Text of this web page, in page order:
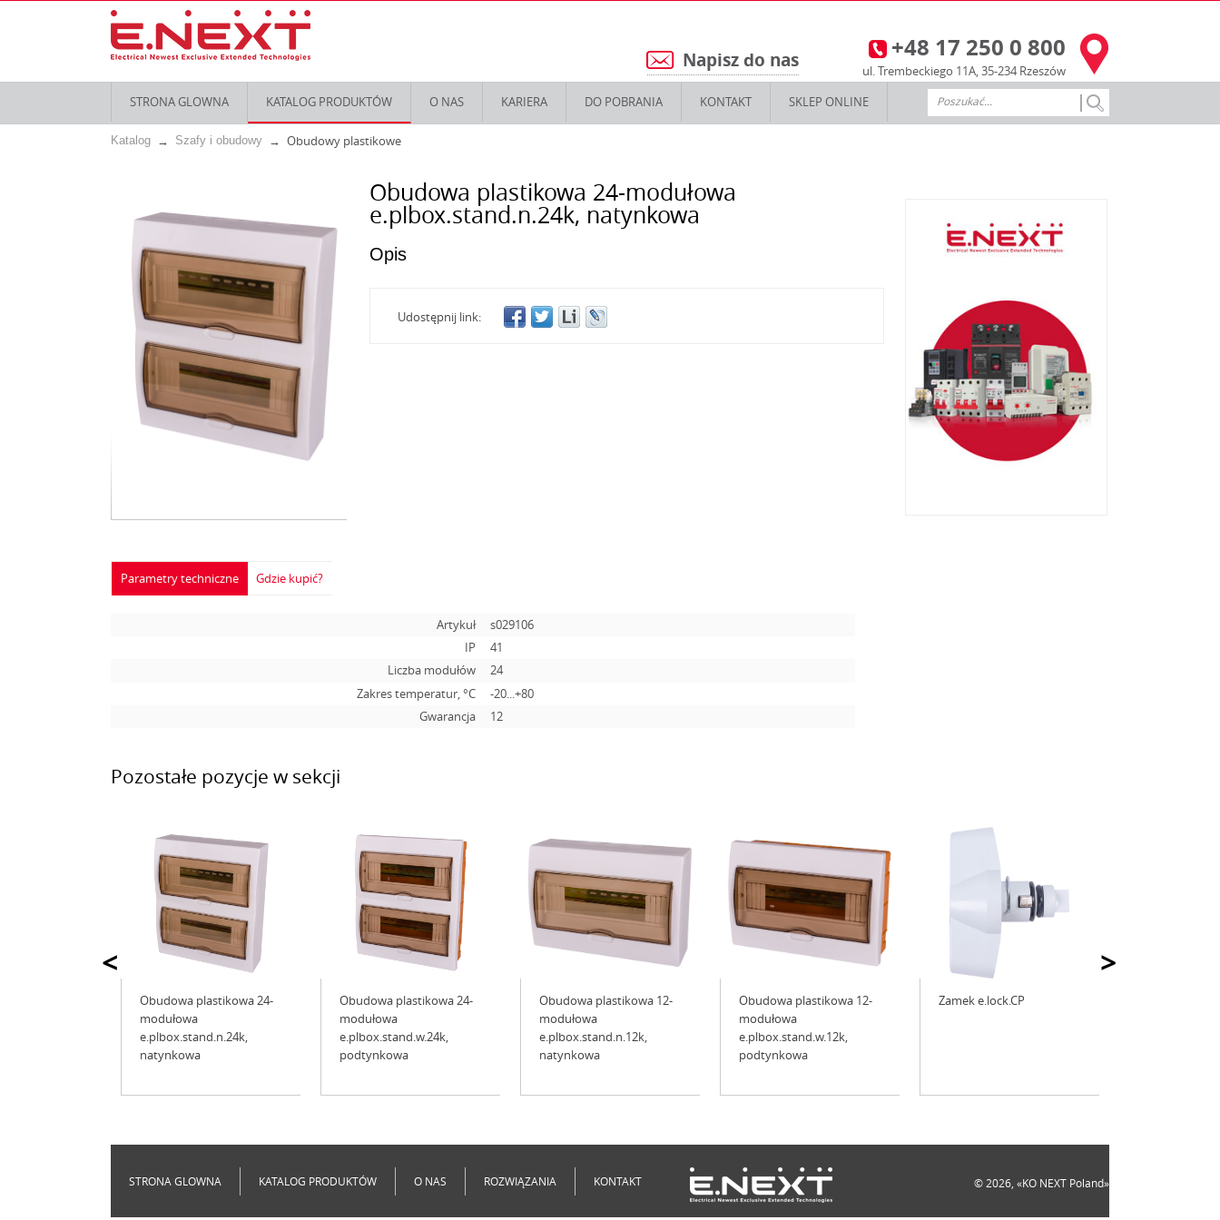
3 +48 17 250 0 800
ul. Trembeckiego 11A, 35-234 Rzeszów
5 Napisz do nas
STRONA GLOWNA KATALOG PRODUKTÓW O NAS KARIERA DO POBRANIA KONTAKT SKLEP ONLINE
Katalog Szafy i obudowy Obudowy plastikowe
Obudowa plastikowa 24-modułowa
e.plbox.stand.n.24k, natynkowa
Opis
Udostępnij link:
Parametry techniczne
Artykuł
s029106
IP
41
Liczba modułów
24
Zakres temperatur, °C
-20...+80
Gwarancja
12
Gdzie kupić?
Pozostałe pozycje w sekcji
>
Obudowa plastikowa 24-
modułowa
e.plbox.stand.n.24k,
natynkowa
Obudowa plastikowa 24-
modułowa
e.plbox.stand.w.24k,
podtynkowa
Obudowa plastikowa 12-
modułowa
e.plbox.stand.n.12k,
natynkowa
Obudowa plastikowa 12-
modułowa
e.plbox.stand.w.12k,
podtynkowa
Zamek e.lock.CP
<
STRONA GLOWNA KATALOG PRODUKTÓW O NAS ROZWIĄZANIA KONTAKT © 2026, «KO NEXT Poland»